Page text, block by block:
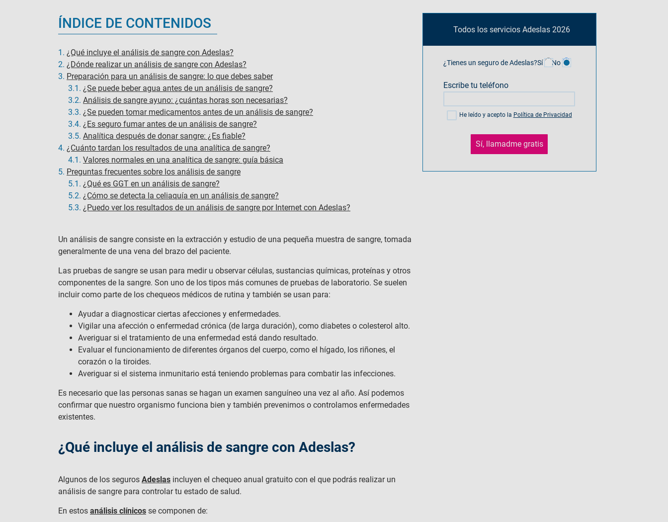
ÍNDICE DE CONTENIDOS
1. ¿Qué incluye el análisis de sangre con Adeslas?
2. ¿Dónde realizar un análisis de sangre con Adeslas?
3. Preparación para un análisis de sangre: lo que debes saber
3.1. ¿Se puede beber agua antes de un análisis de sangre?
3.2. Análisis de sangre ayuno: ¿cuántas horas son necesarias?
3.3. ¿Se pueden tomar medicamentos antes de un análisis de sangre?
3.4. ¿Es seguro fumar antes de un análisis de sangre?
3.5. Analítica después de donar sangre: ¿Es fiable?
4. ¿Cuánto tardan los resultados de una analítica de sangre?
4.1. Valores normales en una analítica de sangre: guía básica
5. Preguntas frecuentes sobre los análisis de sangre
5.1. ¿Qué es GGT en un análisis de sangre​?
5.2. ¿Cómo se detecta la celiaquía en un análisis de sangre​?
5.3. ¿Puedo ver los resultados de un análisis de sangre por Internet con Adeslas?
Un análisis de sangre consiste en la extracción y estudio de una pequeña muestra de sangre, tomada
generalmente de una vena del brazo del paciente.
Las pruebas de sangre se usan para medir u observar células, sustancias químicas, proteínas y otros
componentes de la sangre. Son uno de los tipos más comunes de pruebas de laboratorio. Se suelen
incluir como parte de los chequeos médicos de rutina y también se usan para:
Ayudar a diagnosticar ciertas afecciones y enfermedades.
Vigilar una afección o enfermedad crónica (de larga duración), como diabetes o colesterol alto.
Averiguar si el tratamiento de una enfermedad está dando resultado.
Evaluar el funcionamiento de diferentes órganos del cuerpo, como el hígado, los riñones, el
corazón o la tiroides.
Averiguar si el sistema inmunitario está teniendo problemas para combatir las infecciones.
Es necesario que las personas sanas se hagan un examen sanguíneo una vez al año. Así podemos
confirmar que nuestro organismo funciona bien y también prevenimos o controlamos enfermedades
existentes.
¿Qué incluye el análisis de sangre con Adeslas?
Algunos de los seguros Adeslas incluyen el chequeo anual gratuito con el que podrás realizar un
análisis de sangre para controlar tu estado de salud.
En estos análisis clínicos se componen de:
Todos los servicios Adeslas 2026
¿Tienes un seguro de Adeslas?Sí No
Escribe tu teléfono
He leído y acepto la Política de Privacidad
Sí, llamadme gratis